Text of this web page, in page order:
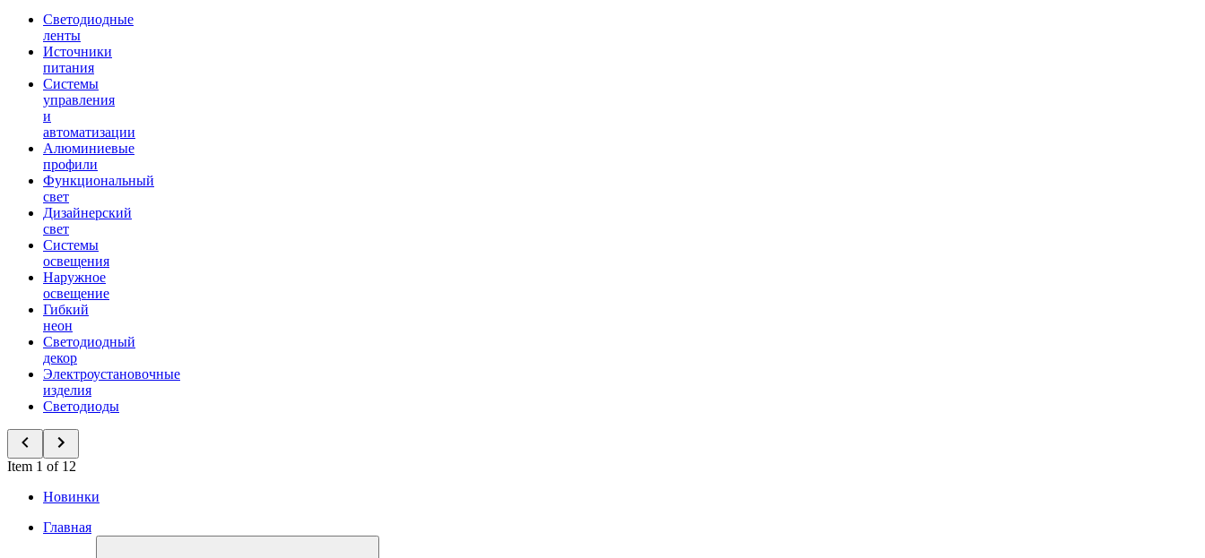
Светодиодные
ленты
Источники
питания
Системы
управления
и
автоматизации
Алюминиевые
профили
Функциональный
свет
Дизайнерский
свет
Системы
освещения
Наружное
освещение
Гибкий
неон
Светодиодный
декор
Электроустановочные
изделия
Светодиоды
Item 1 of 12
Новинки
Главная